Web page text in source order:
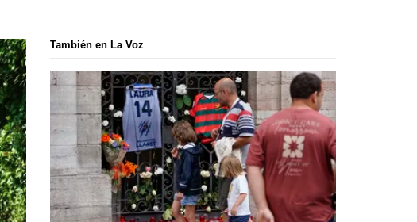
También en La Voz